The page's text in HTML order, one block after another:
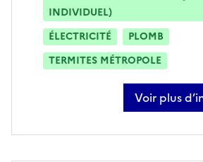
INDIVIDUEL)
ÉLECTRICITÉ
PLOMB
TERMITES MÉTROPOLE
Voir plus
sur jérôme